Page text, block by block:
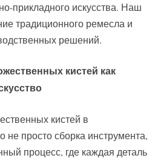
прикладного искусства. Наш
традиционного ремесла и
решений.
кистей как
кистей в
не просто сборка инструмента,
процесс, где каждая деталь